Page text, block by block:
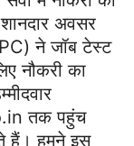
अवसर
ने जॉब टेस्ट
नौकरी का
तक पहुंच
हमने इस